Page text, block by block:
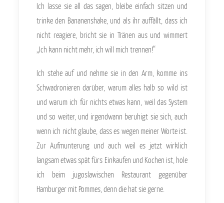
Ich lasse sie all das sagen, bleibe einfach sitzen und
trinke den Bananenshake, und als ihr auffällt, dass ich
nicht reagiere, bricht sie in Tränen aus und wimmert
„Ich kann nicht mehr, ich will mich trennen!“
Ich stehe auf und nehme sie in den Arm, komme ins
Schwadronieren darüber, warum alles halb so wild ist
und warum ich für nichts etwas kann, weil das System
und so weiter, und irgendwann beruhigt sie sich, auch
wenn ich nicht glaube, dass es wegen meiner Worte ist.
Zur Aufmunterung und auch weil es jetzt wirklich
langsam etwas spät fürs Einkaufen und Kochen ist, hole
ich beim jugoslawischen Restaurant gegenüber
Hamburger mit Pommes, denn die hat sie gerne.